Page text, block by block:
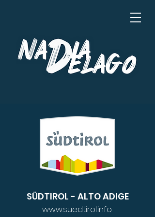
SÜDTIROL - ALTO ADIGE
www.suedtirol.info